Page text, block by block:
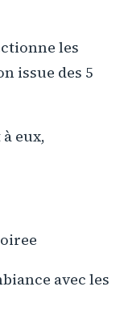
les
issue des 5
eux,
avec les